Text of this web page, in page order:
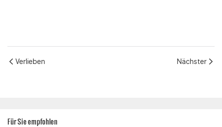
Verlieben Nächster
Für Sie empfohlen